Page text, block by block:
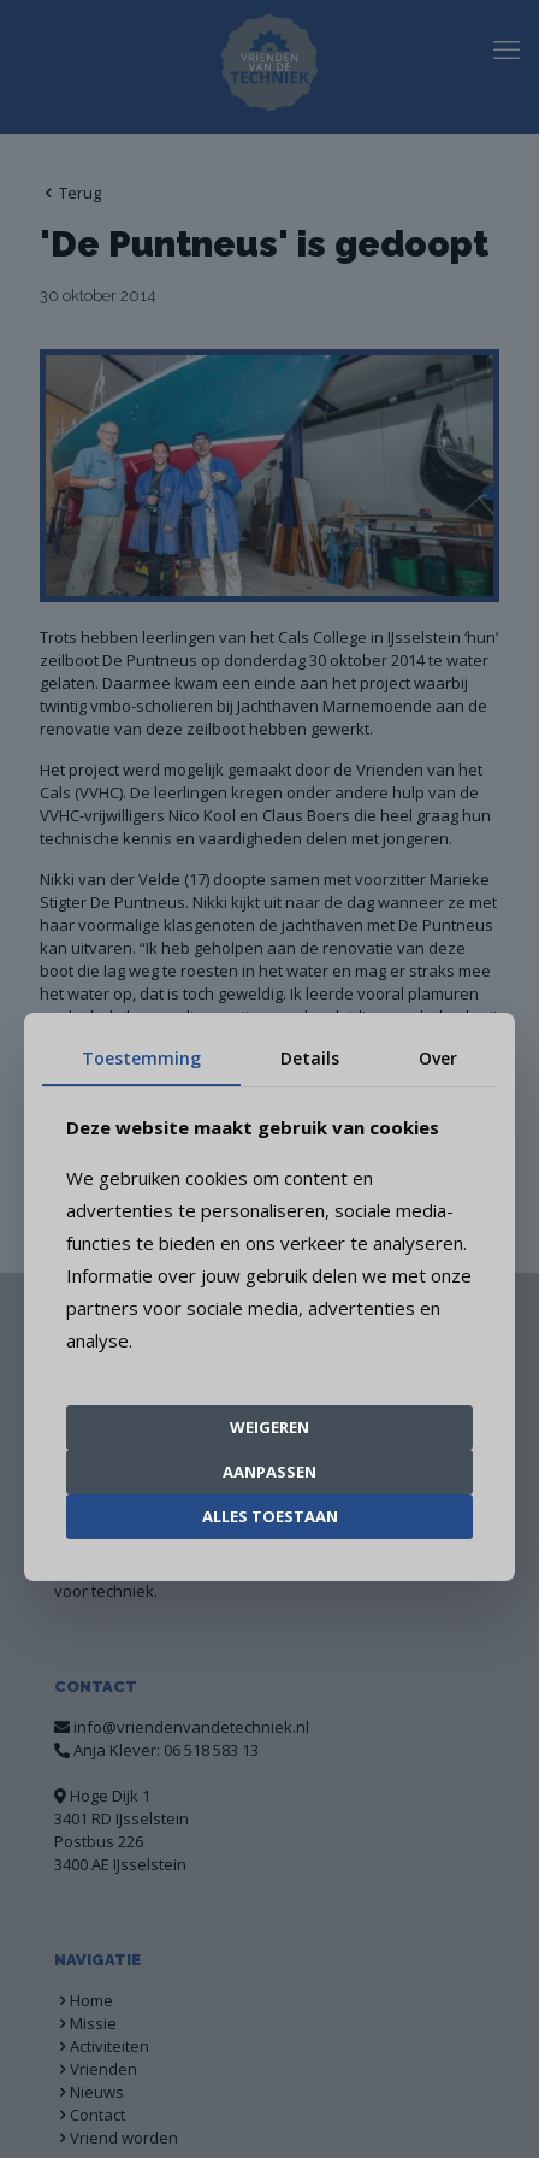
Terug
'De Puntneus' is gedoopt
30 oktober 2014
Trots hebben leerlingen van het Cals College in IJsselstein ‘hun’
zeilboot De Puntneus op donderdag 30 oktober 2014 te water
gelaten. Daarmee kwam een einde aan het project waarbij
twintig vmbo-scholieren bij Jachthaven Marnemoende aan de
renovatie van deze zeilboot hebben gewerkt.
Het project werd mogelijk gemaakt door de Vrienden van het
Cals (VVHC). De leerlingen kregen onder andere hulp van de
VVHC-vrijwilligers Nico Kool en Claus Boers die heel graag hun
technische kennis en vaardigheden delen met jongeren.
Nikki van der Velde (17) doopte samen met voorzitter Marieke
Stigter De Puntneus. Nikki kijkt uit naar de dag wanneer ze met
haar voormalige klasgenoten de jachthaven met De Puntneus
kan uitvaren. “Ik heb geholpen aan de renovatie van deze
boot die lag weg te roesten in het water en mag er straks mee
het water op, dat is toch geweldig. Ik leerde vooral plamuren
en dat heb ik nu nodig op mijn vervolgopleiding meubelmakerij
beginnen. Ik maak de meubels en hij gaat ze verkopen. Het
was een erg leuk project. Ik was het enige meisje in de klas en
en een vriendelijke groet van Marieke Stigter, voorzitter van
de Stichting VvdT
Onze missie: Een succesvol bedrijfsleven door inspirerend
voor techniek.
CONTACT
info@vriendenvandetechniek.nl
Anja Klever: 06 518 583 13
Hoge Dijk 1
3401 RD IJsselstein
Postbus 226
3400 AE IJsselstein
NAVIGATIE
Home
Missie
Activiteiten
Vrienden
Nieuws
Contact
Vriend worden
Toestemming Details Over
Deze website maakt gebruik van cookies
We gebruiken cookies om content en
advertenties te personaliseren, sociale media-
functies te bieden en ons verkeer te analyseren.
Informatie over jouw gebruik delen we met onze
partners voor sociale media, advertenties en
analyse.
WEIGEREN
AANPASSEN
ALLES TOESTAAN